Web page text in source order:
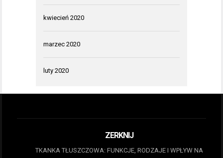
kwiecień 2020
marzec 2020
luty 2020
ZERKNIJ
TKANKA TŁUSZCZOWA: FUNKCJE, RODZAJE I WPŁYW NA